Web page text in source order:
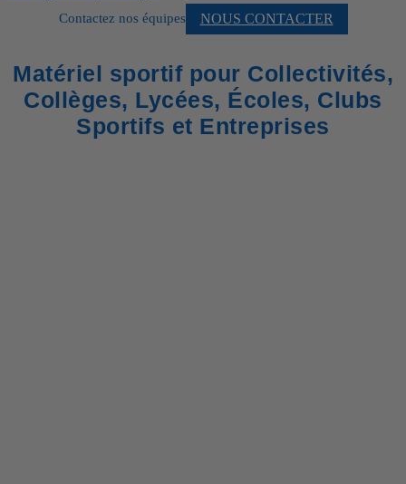
Contactez nos équipes NOUS CONTACTER
Matériel sportif pour Collectivités,
Collèges, Lycées, Écoles, Clubs
Sportifs et Entreprises